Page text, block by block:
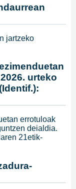
jartzeko
urteko
errotuloak
deialdia.
21etik-